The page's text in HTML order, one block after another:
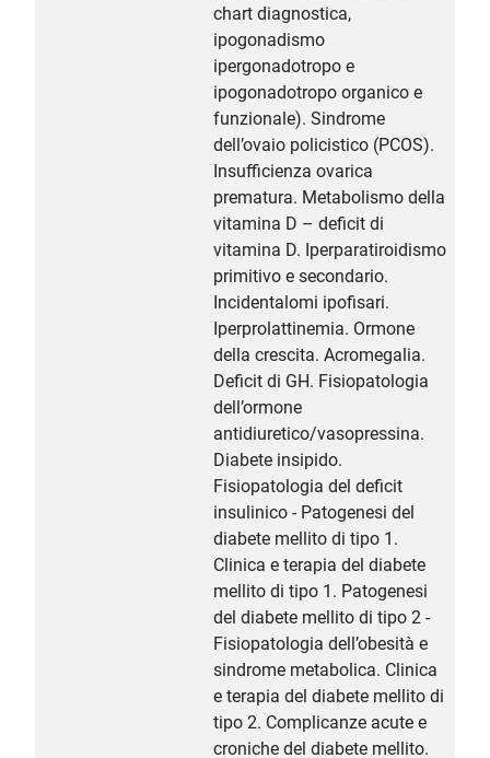
chart diagnostica,
ipogonadismo
ipergonadotropo e
ipogonadotropo organico e
funzionale). Sindrome
dell’ovaio policistico (PCOS).
Insufficienza ovarica
prematura. Metabolismo della
vitamina D – deficit di
vitamina D. Iperparatiroidismo
primitivo e secondario.
Incidentalomi ipofisari.
Iperprolattinemia. Ormone
della crescita. Acromegalia.
Deficit di GH. Fisiopatologia
dell’ormone
antidiuretico/vasopressina.
Diabete insipido.
Fisiopatologia del deficit
insulinico - Patogenesi del
diabete mellito di tipo 1.
Clinica e terapia del diabete
mellito di tipo 1. Patogenesi
del diabete mellito di tipo 2 -
Fisiopatologia dell’obesità e
sindrome metabolica. Clinica
e terapia del diabete mellito di
tipo 2. Complicanze acute e
croniche del diabete mellito.